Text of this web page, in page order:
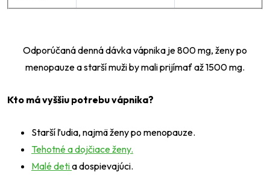
Odporúčaná denná dávka vápnika je 800 mg, ženy po
menopauze a starší muži by mali prijímať až 1500 mg.
Kto má vyššiu potrebu vápnika?
Starší ľudia, najmä ženy po menopauze.
Tehotné a dojčiace ženy.
Malé detia dospievajúci.